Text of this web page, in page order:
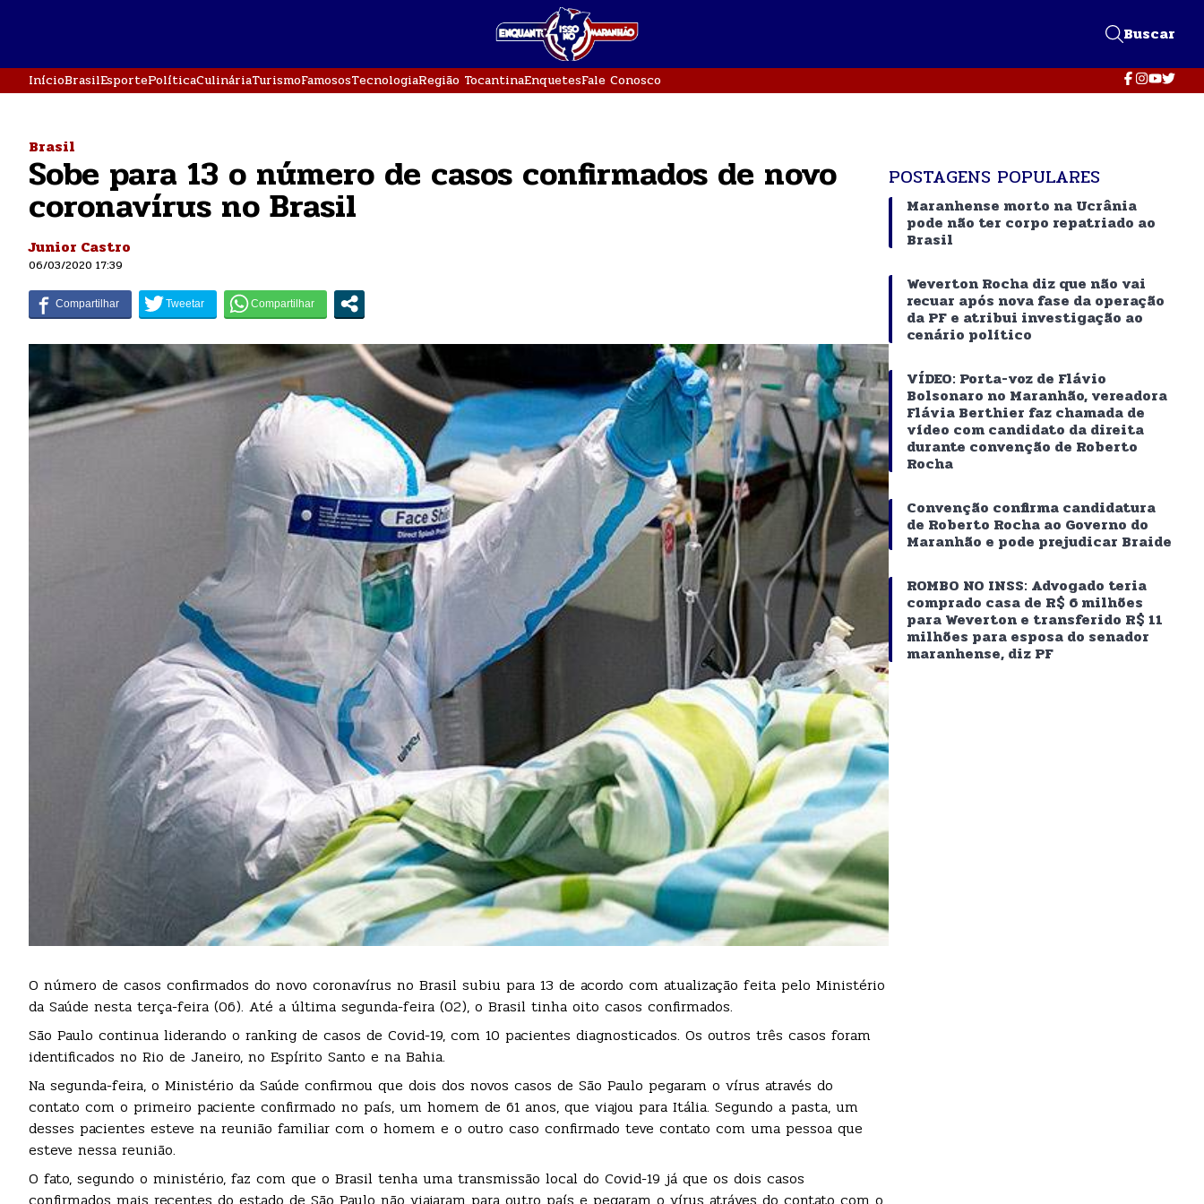
Buscar
InícioBrasilEsportePolíticaCulináriaTurismoFamososTecnologiaRegião TocantinaEnquetesFale Conosco
Brasil
Sobe para 13 o número de casos confirmados de novo
coronavírus no Brasil
Junior Castro
06/03/2020 17:39
O número de casos confirmados do novo coronavírus no Brasil subiu para 13 de acordo com atualização feita pelo Ministério
da Saúde nesta terça-feira (06). Até a última segunda-feira (02), o Brasil tinha oito casos confirmados.
São Paulo continua liderando o ranking de casos de Covid-19, com 10 pacientes diagnosticados. Os outros três casos foram
identificados no Rio de Janeiro, no Espírito Santo e na Bahia.
Na segunda-feira, o Ministério da Saúde confirmou que dois dos novos casos de São Paulo pegaram o vírus através do
contato com o primeiro paciente confirmado no país, um homem de 61 anos, que viajou para Itália. Segundo a pasta, um
desses pacientes esteve na reunião familiar com o homem e o outro caso confirmado teve contato com uma pessoa que
esteve nessa reunião.
O fato, segundo o ministério, faz com que o Brasil tenha uma transmissão local do Covid-19 já que os dois casos
POSTAGENS POPULARES
Maranhense morto na Ucrânia
pode não ter corpo repatriado ao
Brasil
Weverton Rocha diz que não vai
recuar após nova fase da operação
da PF e atribui investigação ao
cenário político
VÍDEO: Porta-voz de Flávio
Bolsonaro no Maranhão, vereadora
Flávia Berthier faz chamada de
vídeo com candidato da direita
durante convenção de Roberto
Rocha
Convenção confirma candidatura
de Roberto Rocha ao Governo do
Maranhão e pode prejudicar Braide
ROMBO NO INSS: Advogado teria
comprado casa de R$ 6 milhões
para Weverton e transferido R$ 11
milhões para esposa do senador
maranhense, diz PF